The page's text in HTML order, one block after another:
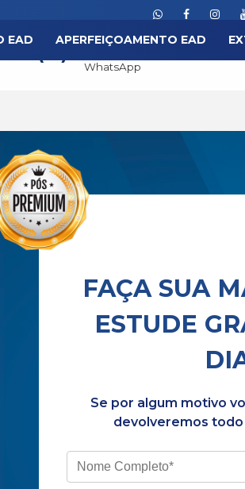
(31)
EAD APERFEIÇOAMENTO EAD
FAÇA SUA
ESTUDE
Se por algum motivo
devolveremos